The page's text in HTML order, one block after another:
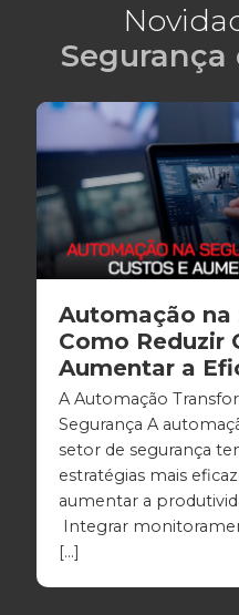
Segurança
Automação na
Como Reduzir
Aumentar a
A Automação
Segurança A
setor de segurança
estratégias mais
aumentar a
Integrar
[…]